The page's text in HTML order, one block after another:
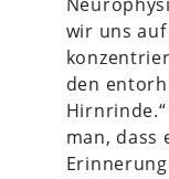
wir uns
den
man, dass